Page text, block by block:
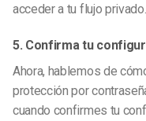
acceder a tu flujo privado.
5. Confirma tu
Ahora, hablemos de
protección por
cuando confirmes tu